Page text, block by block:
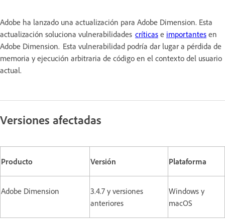
Adobe ha lanzado una actualización para Adobe Dimension. Esta
actualización soluciona vulnerabilidades críticas e importantes en
Adobe Dimension. Esta vulnerabilidad podría dar lugar a pérdida de
memoria y ejecución arbitraria de código en el contexto del usuario
actual.
Versiones afectadas
Producto Versión Plataforma
Adobe Dimension
3.4.7 y versiones
anteriores
Windows y
macOS